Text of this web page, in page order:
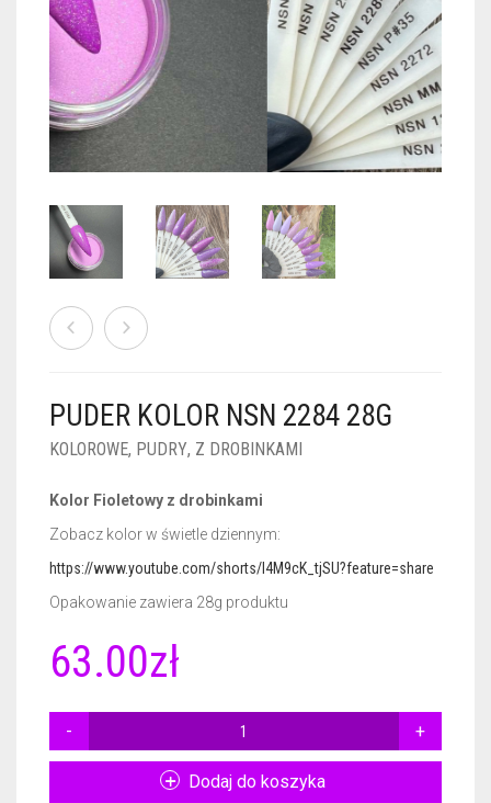
PUDRY BROKATOWE
PUDRY Z DROBINKAMI
PUDRY KOLOR PUR
PUDRY BUDUJĄCE
PUDRY DO FRENCH
PUDRY GALAXY
PUDRY SPARKLE
PUDRY TERMICZNE
PUDRY ŚWIECĄCE
FOIL DIP
GEL BASE 50ML
BRUSH SAVER 50ML
NAIL PREP 15ML
ACTIVATOR 15ML
ACTIVATOR POWER 15ML
CERTYFIKATY DERMATOLOGICZNE
FRENCH DIP NSN
ULOTKI
KOSZYK
PUDER KOLOR NSN 2284 28G
KOLOROWE, PUDRY, Z DROBINKAMI
Kolor Fioletowy z drobinkami
Zobacz kolor w świetle dziennym:
https://www.youtube.com/shorts/I4M9cK_tjSU?feature=share
Opakowanie zawiera 28g produktu
63.00zł
PUDER
Dodaj do koszyka